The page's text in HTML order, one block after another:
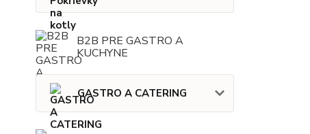
B2B PRE GASTRO A
KUCHYNE
GASTRO A CATERING